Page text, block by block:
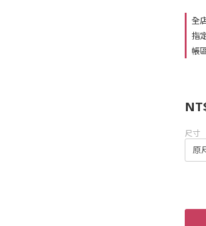
全
指
帳
尺寸